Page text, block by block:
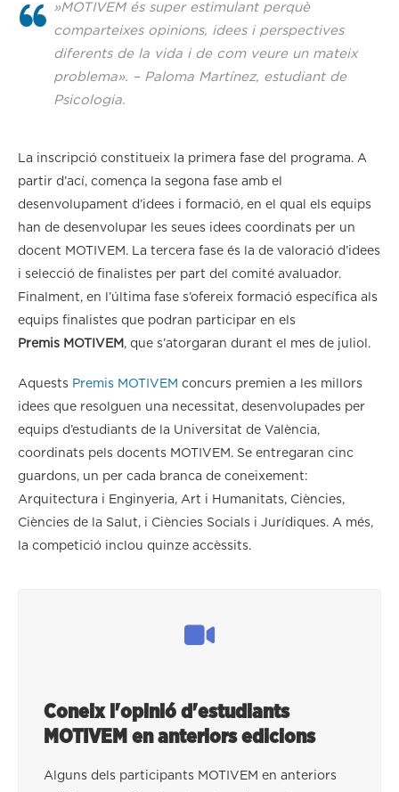
»MOTIVEM és super estimulant perquè
comparteixes opinions, idees i perspectives
diferents de la vida i de com veure un mateix
problema». – Paloma Martínez, estudiant de
Psicologia.
La inscripció constitueix la primera fase del programa. A
partir d’ací, comença la segona fase amb el
desenvolupament d’idees i formació, en el qual els equips
han de desenvolupar les seues idees coordinats per un
docent MOTIVEM. La tercera fase és la de valoració d’idees
i selecció de finalistes per part del comité avaluador.
Finalment, en l’última fase s’ofereix formació específica als
equips finalistes que podran participar en els
Premis MOTIVEM , que s’atorgaran durant el mes de juliol.
Aquests Premis MOTIVEM concurs premien a les millors
idees que resolguen una necessitat, desenvolupades per
equips d’estudiants de la Universitat de València,
coordinats pels docents MOTIVEM. Se entregaran cinc
guardons, un per cada branca de coneixement:
Arquitectura i Enginyeria, Art i Humanitats, Ciències,
Ciències de la Salut, i Ciències Socials i Jurídiques. A més,
la competició inclou quinze accèssits.
Coneix l'opinió d'estudiants
MOTIVEM en anteriors edicions
Alguns dels participants MOTIVEM en anteriors